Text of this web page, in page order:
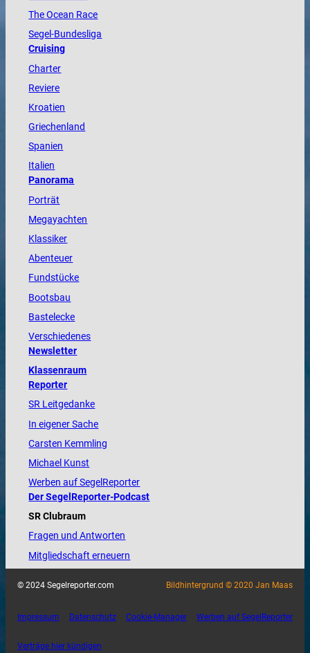
TheOcean Race
Segel-Bundesliga
Cruising
Charter
Reviere
Kroatien
Griechenland
Spanien
Italien
Panorama
Porträt
Megayachten
Klassiker
Abenteuer
Fundstücke
Bootsbau
Bastelecke
Verschiedenes
Newsletter
Klassenraum
Reporter
SR Leitgedanke
In eigener Sache
Carsten Kemmling
Michael Kunst
Werben auf SegelReporter
Der SegelReporter-Podcast
SR Clubraum
Fragen und Antworten
Mitgliedschaft erneuern
© 2024 Segelreporter.com Bildhintergrund © 2020 Jan Maas
Impressum Datenschutz Cookie-Manager Werben auf SegelReporter
Verträge hier kündigen